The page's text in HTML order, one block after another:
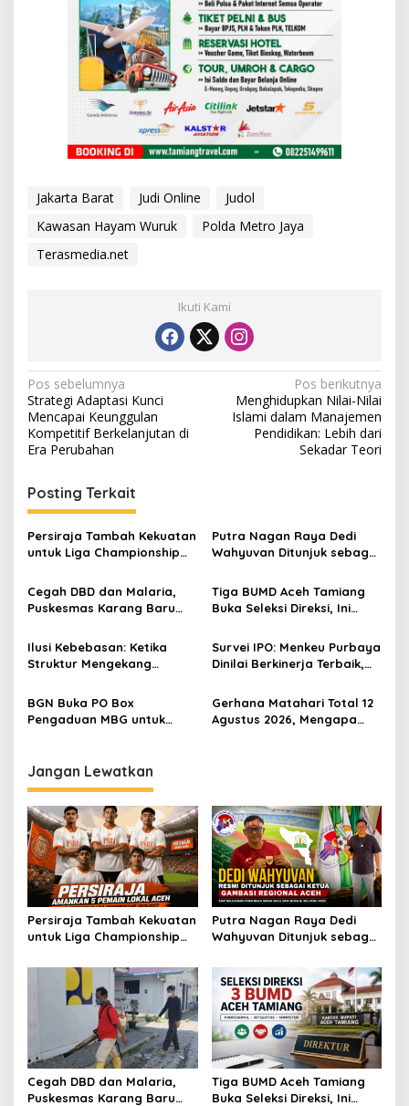
Jakarta Barat Judi Online
Judol
Kawasan Hayam Wuruk
Polda Metro Jaya
Terasmedia.net
Ikuti Kami
N
a
v
g
a
s
p
o
s
Pos sebelumnya
Strategi Adaptasi Kunci
Mencapai Keunggulan
Kompetitif Berkelanjutan di
Era Perubahan
Pos berikutnya
Menghidupkan Nilai-Nilai
Islami dalam Manajemen
Pendidikan: Lebih dari
Sekadar Teori
Posting Terkait
Persiraja Tambah Kekuatan
untuk Liga Championship
Lokal Aceh Resmi Dikontrak
Putra Nagan Raya Dedi
Wahyuvan Ditunjuk sebagai
Aceh
Cegah DBD dan Malaria,
Puskesmas Karang Baru
Tiga BUMD Aceh Tamiang
Buka Seleksi Direksi, Ini
Pendaftarannya
Ilusi Kebebasan: Ketika
Struktur Mengekang
Survei IPO: Menkeu Purbaya
Dinilai Berkinerja Terbaik,
Tiga Besar
BGN Buka PO Box
Pengaduan MBG untuk
Gerhana Matahari Total 12
Agustus 2026, Mengapa
Jangan Lewatkan
Persiraja Tambah Kekuatan
untuk Liga Championship
Lokal Aceh Resmi Dikontrak
Putra Nagan Raya Dedi
Wahyuvan Ditunjuk sebagai
Aceh
Cegah DBD dan Malaria,
Puskesmas Karang Baru
Tiga BUMD Aceh Tamiang
Buka Seleksi Direksi, Ini